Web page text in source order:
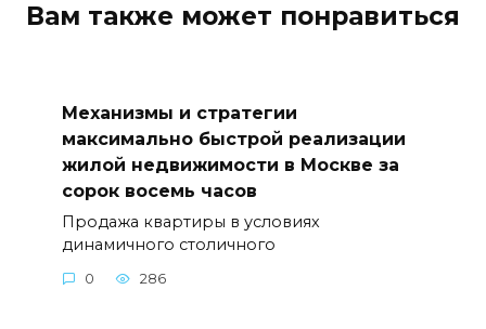
Вам также может понравиться
Механизмы и стратегии
максимально быстрой реализации
жилой недвижимости в Москве за
сорок восемь часов
Продажа квартиры в условиях
динамичного столичного
0 286